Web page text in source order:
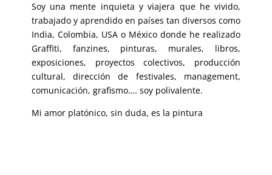
Soy una mente inquieta y viajera que he vivido,
trabajado y aprendido en países tan diversos como
India, Colombia, USA o México donde he realizado
Graffiti, fanzines, pinturas, murales, libros,
exposiciones, proyectos colectivos, producción
cultural, dirección de festivales, management,
comunicación, grafismo…. soy polivalente.
Mi amor platónico, sin duda, es la pintura